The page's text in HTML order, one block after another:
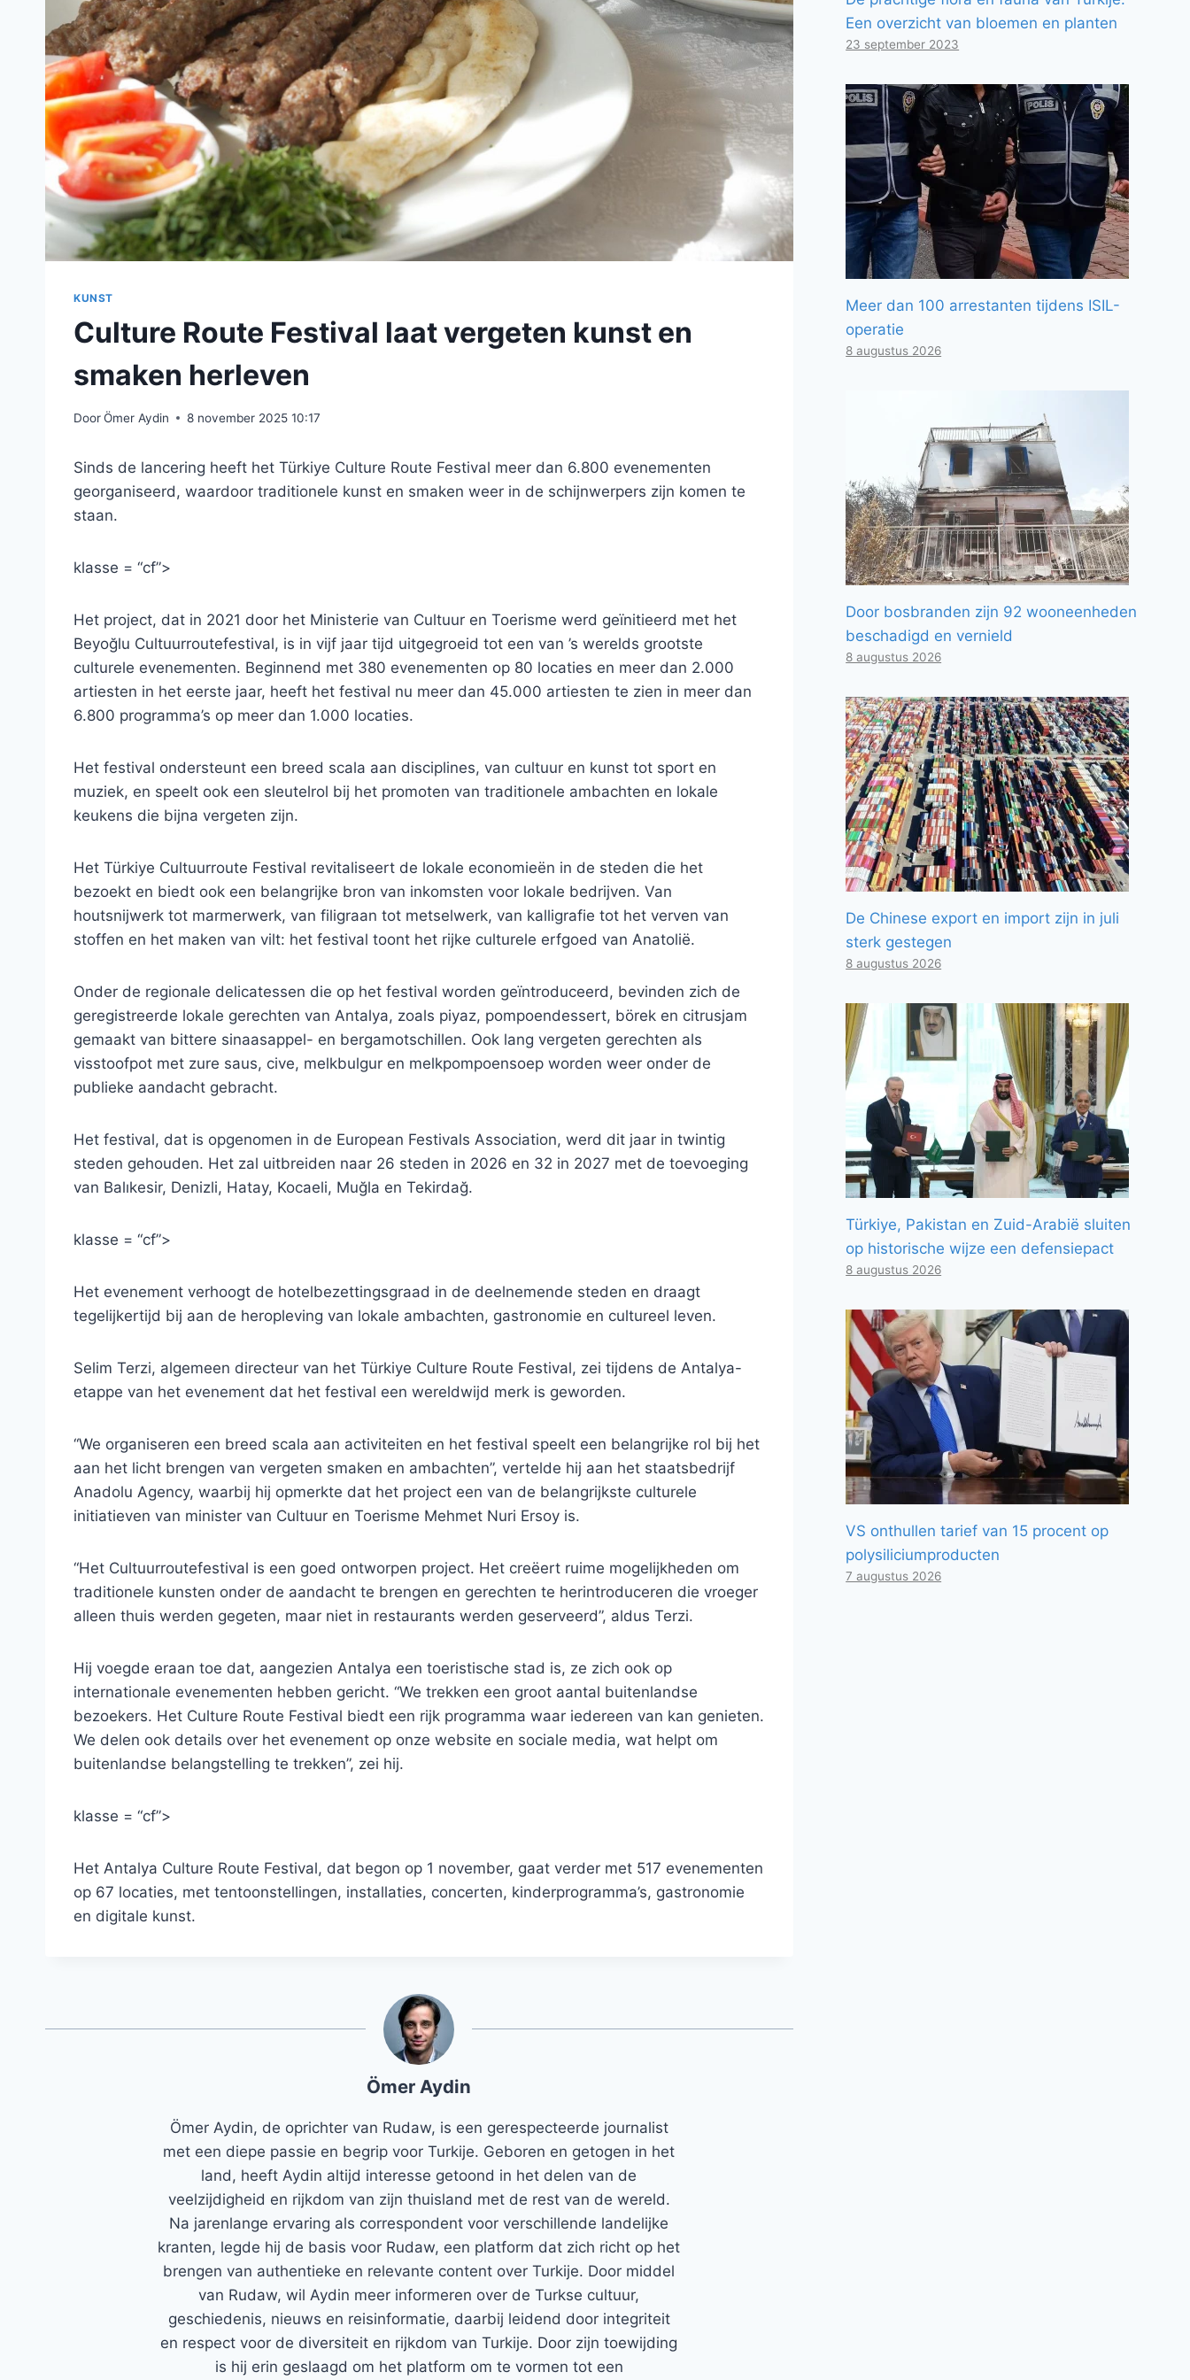
KUNST
Culture Route Festival laat vergeten kunst en
smaken herleven
DoorÖmer Aydin 8 november 2025 10:17
Sinds de lancering heeft het Türkiye Culture Route Festival meer dan 6.800 evenementen
georganiseerd, waardoor traditionele kunst en smaken weer in de schijnwerpers zijn komen te
staan.
klasse = “cf”>
Het project, dat in 2021 door het Ministerie van Cultuur en Toerisme werd geïnitieerd met het
Beyoğlu Cultuurroutefestival, is in vijf jaar tijd uitgegroeid tot een van ’s werelds grootste
culturele evenementen. Beginnend met 380 evenementen op 80 locaties en meer dan 2.000
artiesten in het eerste jaar, heeft het festival nu meer dan 45.000 artiesten te zien in meer dan
6.800 programma’s op meer dan 1.000 locaties.
Het festival ondersteunt een breed scala aan disciplines, van cultuur en kunst tot sport en
muziek, en speelt ook een sleutelrol bij het promoten van traditionele ambachten en lokale
keukens die bijna vergeten zijn.
Het Türkiye Cultuurroute Festival revitaliseert de lokale economieën in de steden die het
bezoekt en biedt ook een belangrijke bron van inkomsten voor lokale bedrijven. Van
houtsnijwerk tot marmerwerk, van filigraan tot metselwerk, van kalligrafie tot het verven van
stoffen en het maken van vilt: het festival toont het rijke culturele erfgoed van Anatolië.
Onder de regionale delicatessen die op het festival worden geïntroduceerd, bevinden zich de
geregistreerde lokale gerechten van Antalya, zoals piyaz, pompoendessert, börek en citrusjam
gemaakt van bittere sinaasappel- en bergamotschillen. Ook lang vergeten gerechten als
visstoofpot met zure saus, cive, melkbulgur en melkpompoensoep worden weer onder de
publieke aandacht gebracht.
Het festival, dat is opgenomen in de European Festivals Association, werd dit jaar in twintig
steden gehouden. Het zal uitbreiden naar 26 steden in 2026 en 32 in 2027 met de toevoeging
van Balıkesir, Denizli, Hatay, Kocaeli, Muğla en Tekirdağ.
klasse = “cf”>
Het evenement verhoogt de hotelbezettingsgraad in de deelnemende steden en draagt ​​
tegelijkertijd bij aan de heropleving van lokale ambachten, gastronomie en cultureel leven.
Selim Terzi, algemeen directeur van het Türkiye Culture Route Festival, zei tijdens de Antalya-
etappe van het evenement dat het festival een wereldwijd merk is geworden.
“We organiseren een breed scala aan activiteiten en het festival speelt een belangrijke rol bij het
aan het licht brengen van vergeten smaken en ambachten”, vertelde hij aan het staatsbedrijf
Anadolu Agency, waarbij hij opmerkte dat het project een van de belangrijkste culturele
initiatieven van minister van Cultuur en Toerisme Mehmet Nuri Ersoy is.
“Het Cultuurroutefestival is een goed ontworpen project. Het creëert ruime mogelijkheden om
traditionele kunsten onder de aandacht te brengen en gerechten te herintroduceren die vroeger
alleen thuis werden gegeten, maar niet in restaurants werden geserveerd”, aldus Terzi.
Hij voegde eraan toe dat, aangezien Antalya een toeristische stad is, ze zich ook op
internationale evenementen hebben gericht. “We trekken een groot aantal buitenlandse
bezoekers. Het Culture Route Festival biedt een rijk programma waar iedereen van kan genieten.
We delen ook details over het evenement op onze website en sociale media, wat helpt om
buitenlandse belangstelling te trekken”, zei hij.
klasse = “cf”>
Het Antalya Culture Route Festival, dat begon op 1 november, gaat verder met 517 evenementen
op 67 locaties, met tentoonstellingen, installaties, concerten, kinderprogramma’s, gastronomie
en digitale kunst.
Ömer Aydin
Ömer Aydin, de oprichter van Rudaw, is een gerespecteerde journalist
met een diepe passie en begrip voor Turkije. Geboren en getogen in het
land, heeft Aydin altijd interesse getoond in het delen van de
veelzijdigheid en rijkdom van zijn thuisland met de rest van de wereld.
Na jarenlange ervaring als correspondent voor verschillende landelijke
kranten, legde hij de basis voor Rudaw, een platform dat zich richt op het
brengen van authentieke en relevante content over Turkije. Door middel
van Rudaw, wil Aydin meer informeren over de Turkse cultuur,
geschiedenis, nieuws en reisinformatie, daarbij leidend door integriteit
en respect voor de diversiteit en rijkdom van Turkije. Door zijn toewijding
is hij erin geslaagd om het platform om te vormen tot een
Een overzicht van bloemen en planten
23 september 2023
Meer dan 100 arrestanten tijdens ISIL-
operatie
8 augustus 2026
Door bosbranden zijn 92 wooneenheden
beschadigd en vernield
8 augustus 2026
De Chinese export en import zijn in juli
sterk gestegen
8 augustus 2026
Türkiye, Pakistan en Zuid-Arabië sluiten
op historische wijze een defensiepact
8 augustus 2026
VS onthullen tarief van 15 procent op
polysiliciumproducten
7 augustus 2026